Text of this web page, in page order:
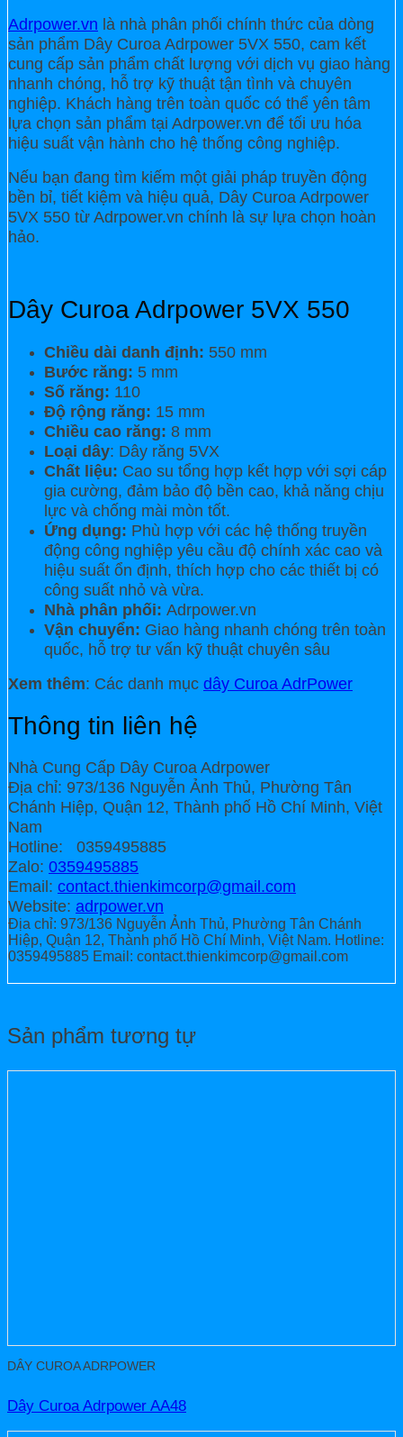
Adrpower.vn là nhà phân phối chính thức của dòng
sản phẩm Dây Curoa Adrpower 5VX 550, cam kết
cung cấp sản phẩm chất lượng với dịch vụ giao hàng
nhanh chóng, hỗ trợ kỹ thuật tận tình và chuyên
nghiệp. Khách hàng trên toàn quốc có thể yên tâm
lựa chọn sản phẩm tại Adrpower.vn để tối ưu hóa
hiệu suất vận hành cho hệ thống công nghiệp.
Nếu bạn đang tìm kiếm một giải pháp truyền động
bền bỉ, tiết kiệm và hiệu quả, Dây Curoa Adrpower
5VX 550 từ Adrpower.vn chính là sự lựa chọn hoàn
hảo.
Dây Curoa Adrpower 5VX 550
Chiều dài danh định: 550 mm
Bước răng: 5 mm
Số răng: 110
Độ rộng răng: 15 mm
Chiều cao răng: 8 mm
Loại dây: Dây răng 5VX
Chất liệu: Cao su tổng hợp kết hợp với sợi cáp
gia cường, đảm bảo độ bền cao, khả năng chịu
lực và chống mài mòn tốt.
Ứng dụng: Phù hợp với các hệ thống truyền
động công nghiệp yêu cầu độ chính xác cao và
hiệu suất ổn định, thích hợp cho các thiết bị có
công suất nhỏ và vừa.
Nhà phân phối: Adrpower.vn
Vận chuyển: Giao hàng nhanh chóng trên toàn
quốc, hỗ trợ tư vấn kỹ thuật chuyên sâu
Xem thêm: Các danh mục dây Curoa AdrPower
Thông tin liên hệ
Nhà Cung Cấp Dây Curoa Adrpower
Địa chỉ: 973/136 Nguyễn Ảnh Thủ, Phường Tân
Chánh Hiệp, Quận 12, Thành phố Hồ Chí Minh, Việt
Nam
Hotline: 0359495885
Zalo: 0359495885
Email: contact.thienkimcorp@gmail.com
Website: adrpower.vn
Địa chỉ: 973/136 Nguyễn Ảnh Thủ, Phường Tân Chánh
Hiệp, Quận 12, Thành phố Hồ Chí Minh, Việt Nam. Hotline:
0359495885 Email: contact.thienkimcorp@gmail.com
Sản phẩm tương tự
DÂY CUROA ADRPOWER
Dây Curoa Adrpower AA48